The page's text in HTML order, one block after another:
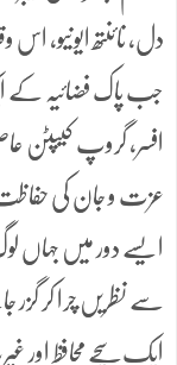
دل، نائنتھ ایونیو،
جب پاک فضائیہ کے
افسر، گروپ کیپٹن
عزت و جان کی
ایسے دور میں جہاں
سے نظریں چرا کر
ایک سچے محافظ اور